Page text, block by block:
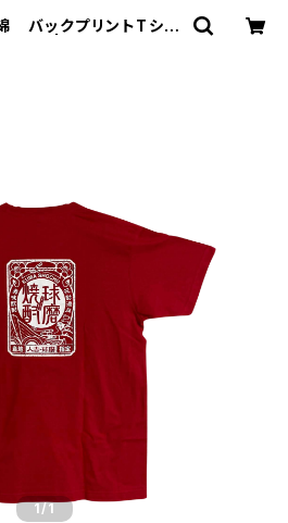
バックプリントTシャ
1/1